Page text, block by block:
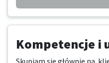
Kompetencje i
Skupiam sie głównie na